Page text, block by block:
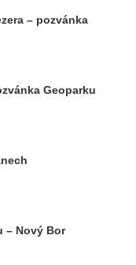
– pozvánka
Geoparku
– Nový Bor